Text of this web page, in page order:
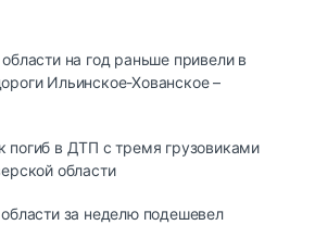
на год раньше привели в
Ильинское-Хованское –
погиб в ДТП с тремя грузовиками
области
за неделю подешевел